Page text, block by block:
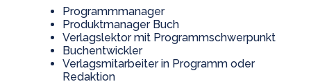
Programmmanager
Produktmanager Buch
Verlagslektor mit Programmschwerpunkt
Buchentwickler
Verlagsmitarbeiter in Programm oder
Redaktion